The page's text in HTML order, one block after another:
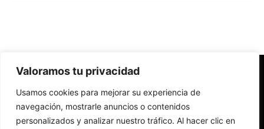
Valoramos tu privacidad
Usamos cookies para mejorar su experiencia de
navegación, mostrarle anuncios o contenidos
personalizados y analizar nuestro tráfico. Al hacer clic en
Redes Cristianas
Una mirada alternativa sobre la Iglesia católica y la sociedad
- Colectivos de Redes Cristianas